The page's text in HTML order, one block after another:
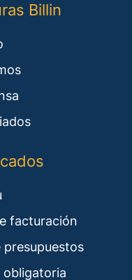
Billin
facturación
presupuestos
obligatoria